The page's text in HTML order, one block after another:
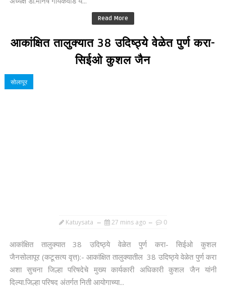
Read More
आकांक्षित तालुक्यात 38 उदिष्ठ्ये वेळेत पुर्ण करा-
सिईओ कुशल जैन
सोलापूर
Katuysata 27 mins ago 0
आकांक्षित तालुक्यात 38 उदिष्ठ्ये वेळेत पुर्ण करा- सिईओ कुशल
जैनसोलापूर (कटूसत्य वृत्त):- आकांक्षित तालुक्यातील 38 उदिष्ठ्ये वेळेत पुर्ण करा
अशा सुचना जिल्हा परिषदेचे मुख्य कार्यकारी अधिकारी कुशल जैन यांनी
दिल्या.जिल्हा परिषद अंतर्गत निती आयोगाच्या...